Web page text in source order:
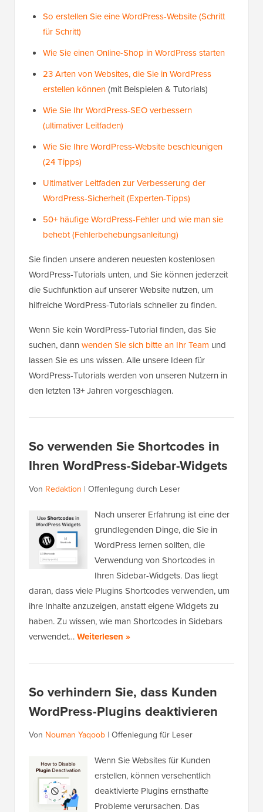
So erstellen Sie eine WordPress-Website (Schritt
für Schritt)
Wie Sie einen Online-Shop in WordPress starten
23 Arten von Websites, die Sie in WordPress
erstellen können(mit Beispielen & Tutorials)
Wie Sie Ihr WordPress-SEO verbessern
(ultimativer Leitfaden)
Wie Sie Ihre WordPress-Website beschleunigen
(24 Tipps)
Ultimativer Leitfaden zur Verbesserung der
WordPress-Sicherheit (Experten-Tipps)
50+ häufige WordPress-Fehler und wie man sie
behebt (Fehlerbehebungsanleitung)
Sie finden unsere anderen neuesten kostenlosen
WordPress-Tutorials unten, und Sie können jederzeit
die Suchfunktion auf unserer Website nutzen, um
hilfreiche WordPress-Tutorials schneller zu finden.
Wenn Sie kein WordPress-Tutorial finden, das Sie
suchen, dann wenden Sie sich bitte an Ihr Team und
lassen Sie es uns wissen. Alle unsere Ideen für
WordPress-Tutorials werden von unseren Nutzern in
den letzten 13+ Jahren vorgeschlagen.
So verwenden Sie Shortcodes in
Ihren WordPress-Sidebar-Widgets
Von Redaktion | Offenlegung durch Leser
Nach unserer Erfahrung ist eine der
grundlegenden Dinge, die Sie in
WordPress lernen sollten, die
Verwendung von Shortcodes in
Ihren Sidebar-Widgets. Das liegt
daran, dass viele Plugins Shortcodes verwenden, um
ihre Inhalte anzuzeigen, anstatt eigene Widgets zu
haben. Zu wissen, wie man Shortcodes in Sidebars
verwendet…Weiterlesen »
So verhindern Sie, dass Kunden
WordPress-Plugins deaktivieren
Von Nouman Yaqoob | Offenlegung für Leser
Wenn Sie Websites für Kunden
erstellen, können versehentlich
deaktivierte Plugins ernsthafte
Probleme verursachen. Das